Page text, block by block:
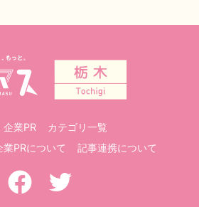
企業PR
カテゴリ一覧
業PRについて 記事連携について